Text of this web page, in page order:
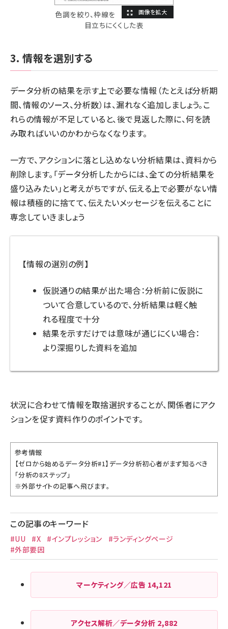
色調を絞り、枠線を
目立ちにくくした表
3. 情報を選別する
データ分析の結果を示す上で必要な情報（たとえば分析期
間、情報のソース、分析数）は、漏れなく追加しましょう。こ
れらの情報が不足していると、後で見返した際に、何を読
み取ればいいのかわからなくなります。
一方で、アクションに落とし込めない分析結果は、資料から
削除します。「データ分析したからには、全ての分析結果を
盛り込みたい」と考えがちですが、伝える上で必要がない情
報は積極的に捨てて、伝えたいメッセージを伝えることに
専念していきましょう
【情報の選別の例】
仮説通りの結果が出た場合：分析前に仮説に
ついて合意しているので、分析結果は軽く触
れる程度で十分
結果を示すだけでは意味が通じにくい場合：
より深掘りした資料を追加
状況に合わせて情報を取捨選択することが、関係者にアク
ションを促す資料作りのポイントです。
参考情報
【ゼロから始めるデータ分析#1】データ分析初心者がまず知るべき
「分析の8ステップ」
※外部サイトの記事へ飛びます。
この記事のキーワード
#UU #X #インプレッション
#ランディングページ
#外部要因
マーケティング／広告 14,121
アクセス解析／データ分析 2,882